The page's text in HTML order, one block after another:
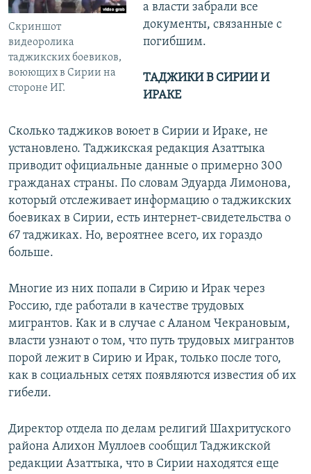
Скриншот
видеоролика
таджикских боевиков,
воюющих в Сирии на
стороне ИГ.
а власти забрали все
документы, связанные с
погибшим.
ТАДЖИКИ В СИРИИ И
ИРАКЕ
Сколько таджиков воюет в Сирии и Ираке, не
установлено. Таджикская редакция Азаттыка
приводит официальные данные о примерно 300
гражданах страны. По словам Эдуарда Лимонова,
который отслеживает информацию о таджикских
боевиках в Сирии, есть интернет-свидетельства о
67 таджиках. Но, вероятнее всего, их гораздо
больше.
Многие из них попали в Сирию и Ирак через
Россию, где работали в качестве трудовых
мигрантов. Как и в случае с Аланом Чекрановым,
власти узнают о том, что путь трудовых мигрантов
порой лежит в Сирию и Ирак, только после того,
как в социальных сетях появляются известия об их
гибели.
Директор отдела по делам религий Шахритуского
района Алихон Муллоев сообщил Таджикской
редакции Азаттыка, что в Сирии находятся еще